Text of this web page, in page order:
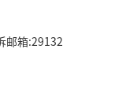
邮箱:29132